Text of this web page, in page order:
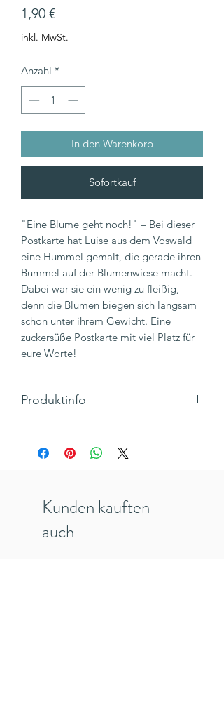
1,90 €Preis
inkl. MwSt.
Anzahl *
In den Warenkorb
Sofortkauf
"Eine Blume geht noch!" – Bei dieser
Postkarte hat Luise aus dem Voswald
eine Hummel gemalt, die gerade ihren
Bummel auf der Blumenwiese macht.
Dabei war sie ein wenig zu fleißig,
denn die Blumen biegen sich langsam
schon unter ihrem Gewicht. Eine
zuckersüße Postkarte mit viel Platz für
eure Worte!
Produktinfo
eignen sich unsere Karten in
Postkartenformat perfekt.
Ordnung"
Maße: A6, Querformat
Hergestellt in Deutschland
Kunden kauften
auch